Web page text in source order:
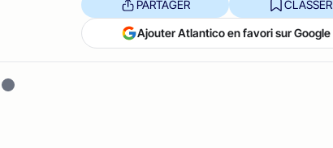
PARTAGER CLASSER
Ajouter Atlantico en favori sur Google